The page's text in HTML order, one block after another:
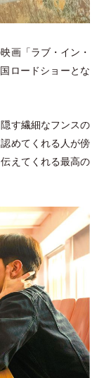
画「ラブ・ イン ・
ロードショーとな
す繊細なフンスの
認めてくれる人が傍
えてくれる最高の